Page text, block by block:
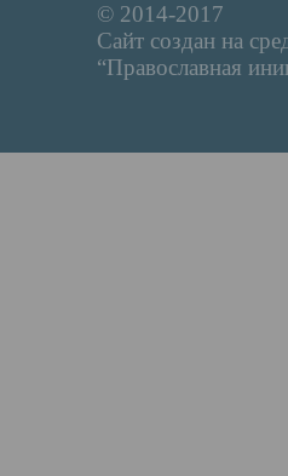
© 2014-2017
Сайт создан на
“Православная